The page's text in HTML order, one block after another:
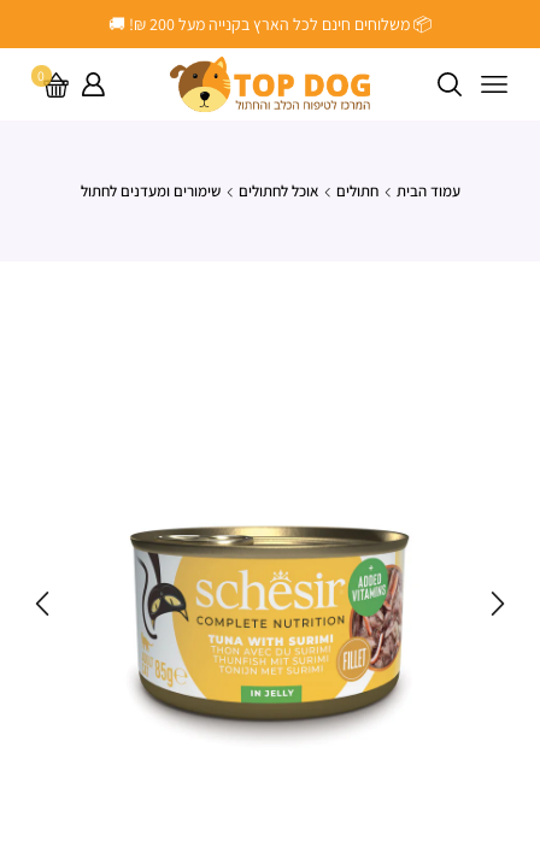
📦 משלוחים חינם לכל הארץ בקנייה מעל ‎200 ₪! 🚚
0
עמוד הבית חתולים אוכל לחתולים שימורים ומעדנים לחתול